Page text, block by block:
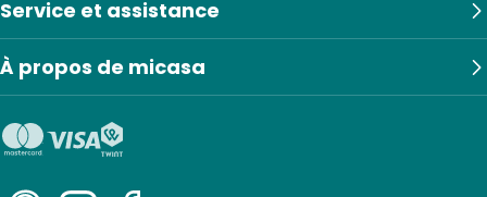
Service et assistance
À propos de micasa